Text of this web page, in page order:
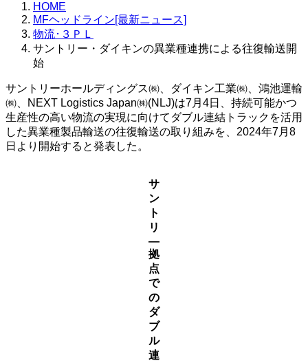
HOME
MFヘッドライン[最新ニュース]
物流･３ＰＬ
サントリー・ダイキンの異業種連携による往復輸送開
始
サントリーホールディングス㈱、ダイキン工業㈱、鴻池運輸
㈱、NEXT Logistics Japan㈱(NLJ)は7月4日、持続可能かつ
生産性の高い物流の実現に向けてダブル連結トラックを活用
した異業種製品輸送の往復輸送の取り組みを、2024年7月8
日より開始すると発表した。
サ
ン
ト
リ
―
拠
点
で
の
ダ
ブ
ル
連